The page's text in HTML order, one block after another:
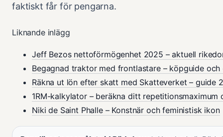
faktiskt får för pengarna.
Liknande inlägg
Jeff Bezos nettoförmögenhet 2025 – aktuell
Begagnad traktor med frontlastare – köpguide och
Räkna ut lön efter skatt med Skatteverket – guide
1RM-kalkylator – beräkna ditt repetitionsmaximum
Niki de Saint Phalle – Konstnär och feministisk ikon